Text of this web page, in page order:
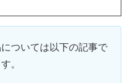
ついては以下の記事で
。